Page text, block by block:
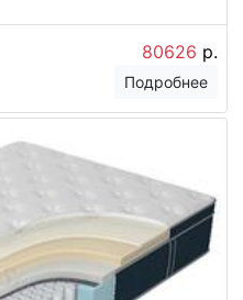
80626 р.
Подробнее